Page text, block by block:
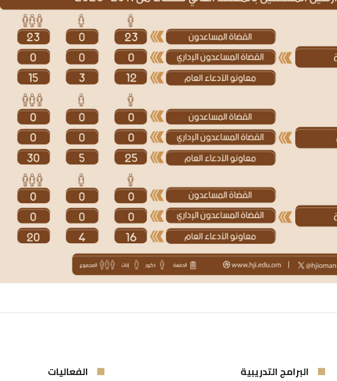
البرامج التدريبية الفعاليات